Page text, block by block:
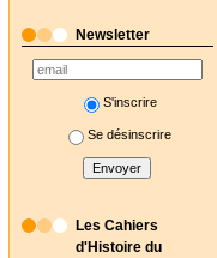
Newsletter
S'inscrire
Se désinscrire
Les Cahiers
d'Histoire du